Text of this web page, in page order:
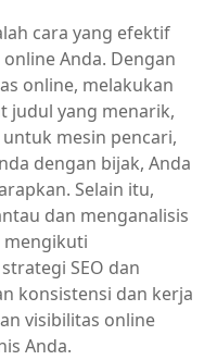
cara yang efektif
Anda. Dengan
online, melakukan
judul yang menarik,
mesin pencari,
dengan bijak, Anda
Selain itu,
dan menganalisis
mengikuti
SEO dan
konsistensi dan kerja
visibilitas online
Anda.